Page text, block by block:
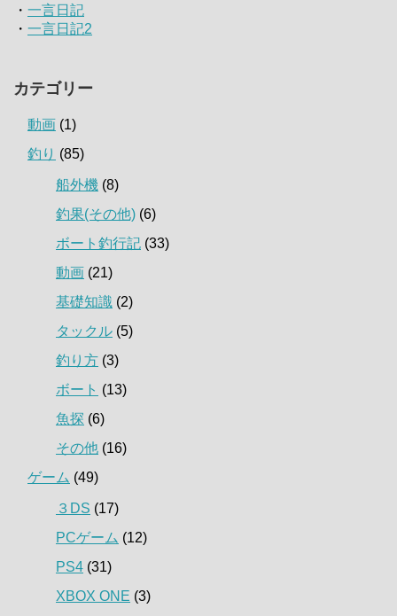
・ 一言日記
・ 一言日記2
カテゴリー
動画 (1)
釣り (85)
船外機 (8)
釣果(その他) (6)
ボート釣行記 (33)
動画 (21)
基礎知識 (2)
タックル (5)
釣り方 (3)
ボート (13)
魚探 (6)
その他 (16)
ゲーム (49)
３DS (17)
PCゲーム (12)
PS4 (31)
XBOX ONE (3)